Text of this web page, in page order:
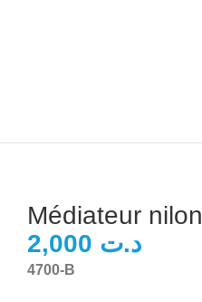
Médiateur
د.ت
4700-B